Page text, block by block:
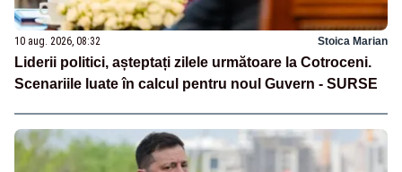
10 aug. 2026, 08:32 Stoica Marian
Liderii politici, așteptați zilele următoare la Cotroceni.
Scenariile luate în calcul pentru noul Guvern - SURSE